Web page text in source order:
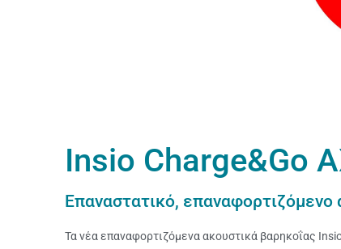
Insio Charge&Go
Επαναστατικό,
Τα νέα επαναφορτιζόμενα ακουστικά βαρηκοΐας